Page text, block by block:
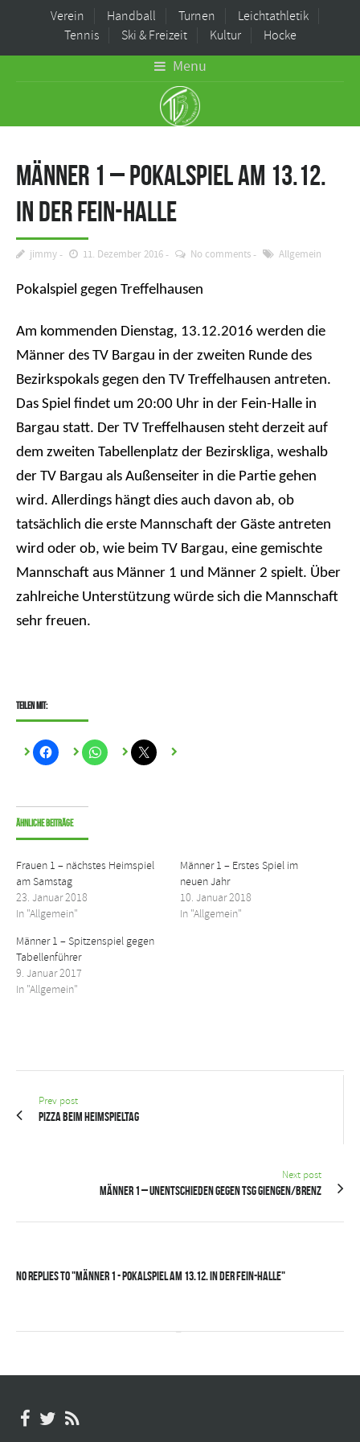
Verein Handball Turnen
Leichtathletik
Tennis
Ski & Freizeit Kultur Hocke
Menu
Männer 1 – Pokalspiel am 13.12.
in der FEIN-Halle
jimmy 11. Dezember 2016 No comments Allgemein
Pokalspiel gegen Treffelhausen
Am kommenden Dienstag, 13.12.2016 werden die
Männer des TV Bargau in der zweiten Runde des
Bezirkspokals gegen den TV Treffelhausen antreten.
Das Spiel findet um 20:00 Uhr in der Fein-Halle in
Bargau statt. Der TV Treffelhausen steht derzeit auf
dem zweiten Tabellenplatz der Bezirskliga, weshalb
der TV Bargau als Außenseiter in die Partie gehen
wird. Allerdings hängt dies auch davon ab, ob
tatsächlich die erste Mannschaft der Gäste antreten
wird oder ob, wie beim TV Bargau, eine gemischte
Mannschaft aus Männer 1 und Männer 2 spielt. Über
zahlreiche Unterstützung würde sich die Mannschaft
sehr freuen.
Teilen mit:
Ähnliche Beiträge
Frauen 1 – nächstes Heimspiel
am Samstag
23. Januar 2018
In "Allgemein"
Männer 1 – Erstes Spiel im
neuen Jahr
10. Januar 2018
In "Allgemein"
Männer 1 – Spitzenspiel gegen
Tabellenführer
9. Januar 2017
In "Allgemein"
Prev post
Pizza beim Heimspieltag
Next post
Männer 1 – Unentschieden gegen TSG Giengen/Brenz
No Replies to "Männer 1 - Pokalspiel am 13.12. in der FEIN-Halle"